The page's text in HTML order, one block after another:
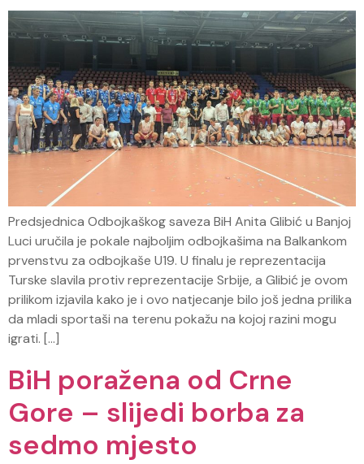
Predsjednica Odbojkaškog saveza BiH Anita Glibić u Banjoj
Luci uručila je pokale najboljim odbojkašima na Balkankom
prvenstvu za odbojkaše U19. U finalu je reprezentacija
Turske slavila protiv reprezentacije Srbije, a Glibić je ovom
prilikom izjavila kako je i ovo natjecanje bilo još jedna prilika
da mladi sportaši na terenu pokažu na kojoj razini mogu
igrati. […]
BiH poražena od Crne
Gore – slijedi borba za
sedmo mjesto